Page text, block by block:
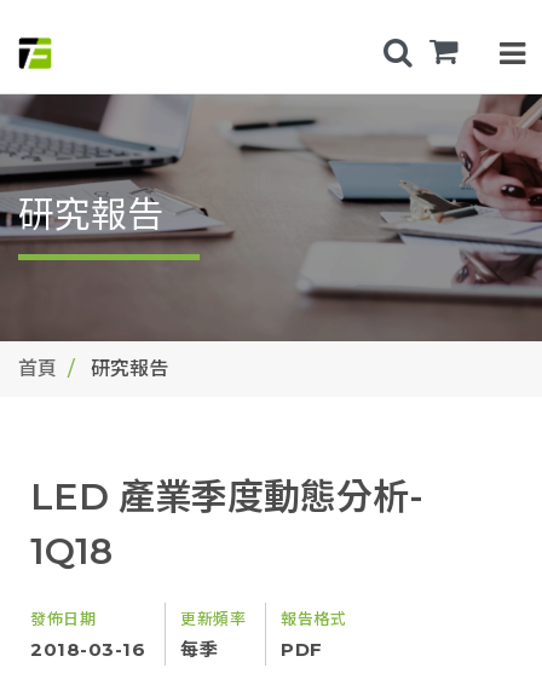
研究報告
首頁 研究報告
LED 產業季度動態分析-
1Q18
發佈日期
2018-03-16
更新頻率
每季
報告格式
PDF